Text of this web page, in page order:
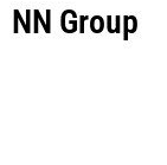
NN Group